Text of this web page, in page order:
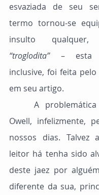
esvaziada de seu
termo tornou-se
“troglodita” – esta
inclusive, foi feita
em seu artigo.
Owell, infelizmente,
nossos dias. Talvez
leitor há tenha sido
deste jaez por
diferente da sua,